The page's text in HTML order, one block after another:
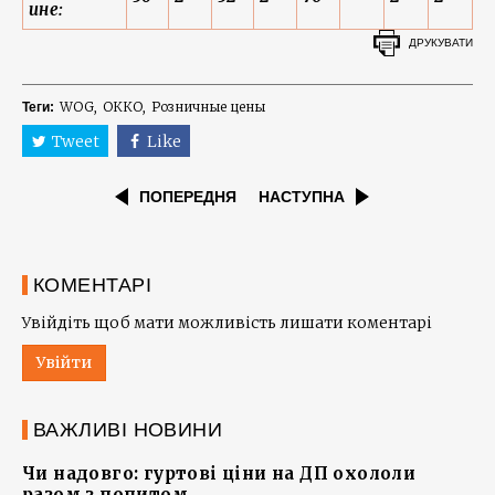
ине:
ДРУКУВАТИ
Теги: WOG ОККО Розничные цены
Tweet Like
ПОПЕРЕДНЯ НАСТУПНА
КОМЕНТАРІ
Увійдіть щоб мати можливість лишати коментарі
Увійти
ВАЖЛИВІ НОВИНИ
Чи надовго: гуртові ціни на ДП охололи